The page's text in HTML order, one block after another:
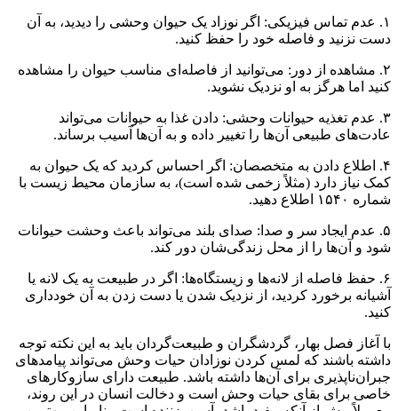
۱. عدم تماس فیزیکی: اگر نوزاد یک حیوان وحشی را دیدید، به آن
دست نزنید و فاصله خود را حفظ کنید.
۲. مشاهده از دور: می‌توانید از فاصله‌ای مناسب حیوان را مشاهده
کنید اما هرگز به او نزدیک نشوید.
۳. عدم تغذیه حیوانات وحشی: دادن غذا به حیوانات می‌تواند
عادت‌های طبیعی آن‌ها را تغییر داده و به آن‌ها آسیب برساند.
۴. اطلاع دادن به متخصصان: اگر احساس کردید که یک حیوان به
کمک نیاز دارد (مثلاً زخمی شده است)، به سازمان‌ محیط زیست با
شماره ۱۵۴۰ اطلاع دهید.
۵. عدم ایجاد سر و صدا: صدای بلند می‌تواند باعث وحشت حیوانات
شود و آن‌ها را از محل زندگی‌شان دور کند.
۶. حفظ فاصله از لانه‌ها و زیستگاه‌ها: اگر در طبیعت به یک لانه یا
آشیانه برخورد کردید، از نزدیک شدن یا دست زدن به آن خودداری
کنید.
با آغاز فصل بهار، گردشگران و طبیعت‌گردان باید به این نکته توجه
داشته باشند که لمس کردن نوزادان حیات وحش می‌تواند پیامدهای
جبران‌ناپذیری برای آن‌ها داشته باشد. طبیعت دارای سازوکارهای
خاصی برای بقای حیات وحش است و دخالت انسان در این روند،